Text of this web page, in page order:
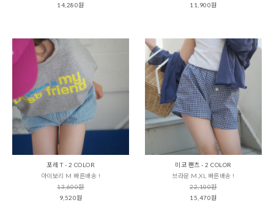
14,280원
11,900원
포레 T - 2 COLOR
아이보리 M 빠른배송 !
13,600원
9,520원
미코 팬츠 - 2 COLOR
브라운 M,XL 빠른배송 !
22,100원
15,470원